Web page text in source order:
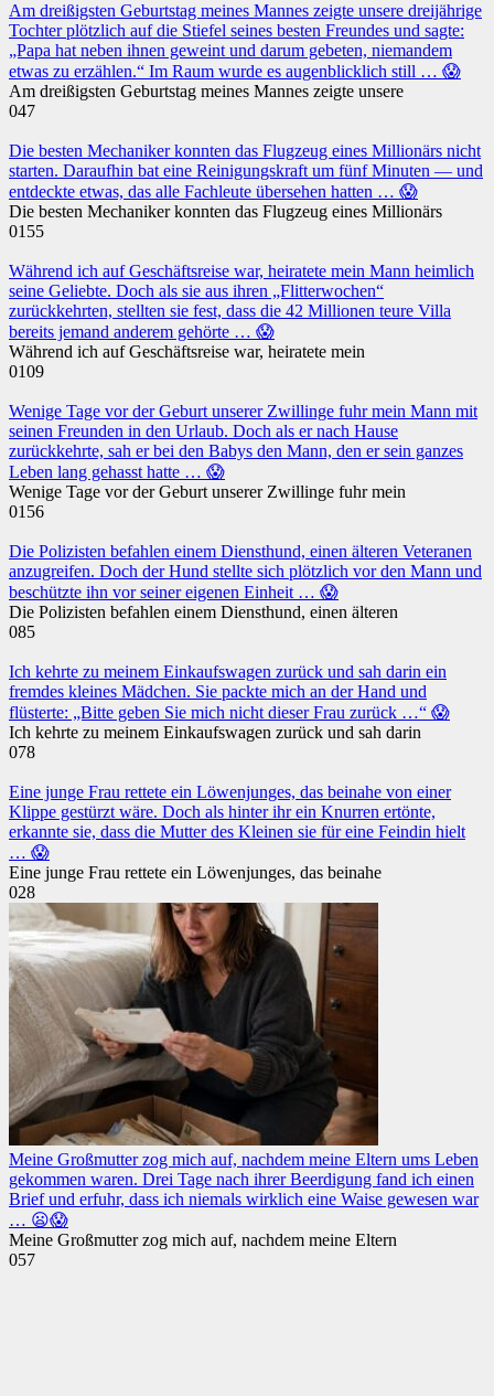
Am dreißigsten Geburtstag meines Mannes zeigte unsere dreijährige
Tochter plötzlich auf die Stiefel seines besten Freundes und sagte:
„Papa hat neben ihnen geweint und darum gebeten, niemandem
etwas zu erzählen.“ Im Raum wurde es augenblicklich still … 😱
Am dreißigsten Geburtstag meines Mannes zeigte unsere
047
Die besten Mechaniker konnten das Flugzeug eines Millionärs nicht
starten. Daraufhin bat eine Reinigungskraft um fünf Minuten — und
entdeckte etwas, das alle Fachleute übersehen hatten … 😱
Die besten Mechaniker konnten das Flugzeug eines Millionärs
0155
Während ich auf Geschäftsreise war, heiratete mein Mann heimlich
seine Geliebte. Doch als sie aus ihren „Flitterwochen“
zurückkehrten, stellten sie fest, dass die 42 Millionen teure Villa
bereits jemand anderem gehörte … 😱
Während ich auf Geschäftsreise war, heiratete mein
0109
Wenige Tage vor der Geburt unserer Zwillinge fuhr mein Mann mit
seinen Freunden in den Urlaub. Doch als er nach Hause
zurückkehrte, sah er bei den Babys den Mann, den er sein ganzes
Leben lang gehasst hatte … 😱
Wenige Tage vor der Geburt unserer Zwillinge fuhr mein
0156
Die Polizisten befahlen einem Diensthund, einen älteren Veteranen
anzugreifen. Doch der Hund stellte sich plötzlich vor den Mann und
beschützte ihn vor seiner eigenen Einheit … 😱
Die Polizisten befahlen einem Diensthund, einen älteren
085
Ich kehrte zu meinem Einkaufswagen zurück und sah darin ein
fremdes kleines Mädchen. Sie packte mich an der Hand und
flüsterte: „Bitte geben Sie mich nicht dieser Frau zurück …“ 😱
Ich kehrte zu meinem Einkaufswagen zurück und sah darin
078
Eine junge Frau rettete ein Löwenjunges, das beinahe von einer
Klippe gestürzt wäre. Doch als hinter ihr ein Knurren ertönte,
erkannte sie, dass die Mutter des Kleinen sie für eine Feindin hielt
… 😱
Eine junge Frau rettete ein Löwenjunges, das beinahe
028
Meine Großmutter zog mich auf, nachdem meine Eltern ums Leben
gekommen waren. Drei Tage nach ihrer Beerdigung fand ich einen
Brief und erfuhr, dass ich niemals wirklich eine Waise gewesen war
… 😦😱
Meine Großmutter zog mich auf, nachdem meine Eltern
057